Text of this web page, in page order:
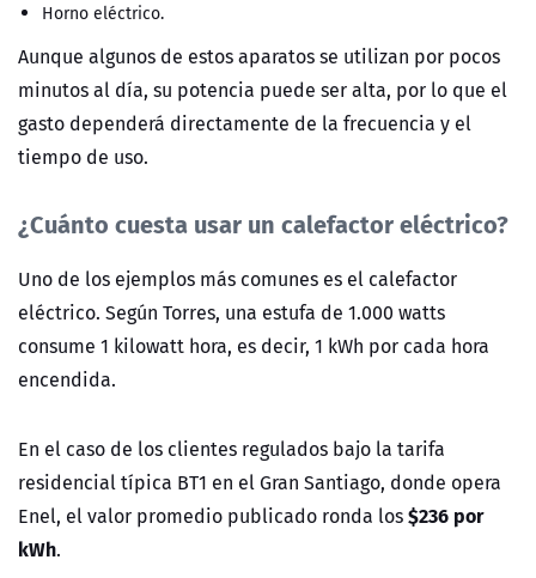
Horno eléctrico.
Aunque algunos de estos aparatos se utilizan por pocos
minutos al día, su potencia puede ser alta, por lo que el
gasto dependerá directamente de la frecuencia y el
tiempo de uso.
¿Cuánto cuesta usar un calefactor eléctrico?
Uno de los ejemplos más comunes es el calefactor
eléctrico. Según Torres, una estufa de 1.000 watts
consume 1 kilowatt hora, es decir, 1 kWh por cada hora
encendida.
En el caso de los clientes regulados bajo la tarifa
residencial típica BT1 en el Gran Santiago, donde opera
Enel, el valor promedio publicado ronda los$236 por
kWh.